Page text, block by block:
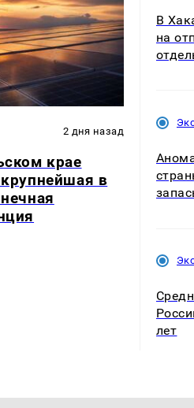
2 дня назад
крае
в
В
на
лет